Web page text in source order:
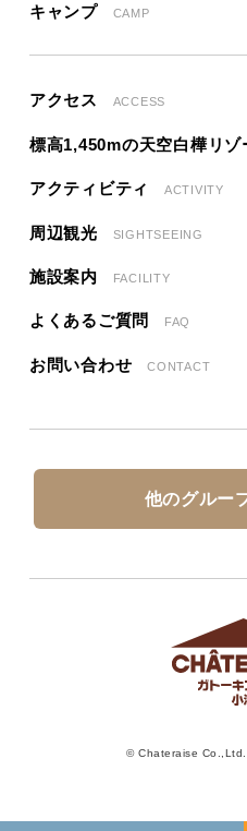
キャンプ CAMP
アクセス ACCESS
標高1,450mの天空白樺リゾ
アクティビティ ACTIVITY
周辺観光 SIGHTSEEING
施設案内 FACILITY
よくあるご質問 FAQ
お問い合わせ CONTACT
他のグルー
© Chateraise Co.,Ltd.